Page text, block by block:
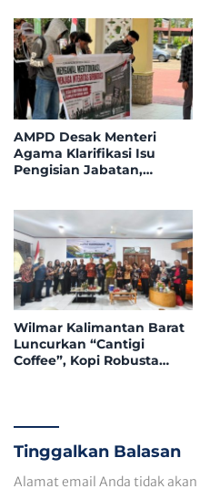
Bersaing di Garuda Mini
Soccer
AMPD Desak Menteri
Agama Klarifikasi Isu
Pengisian Jabatan,
Bidding
Wilmar Kalimantan Barat
Luncurkan “Cantigi
Coffee”, Kopi Robusta
Tinggalkan Balasan
Alamat email Anda tidak